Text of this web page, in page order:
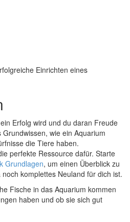
Einrichten eines
Erfolg wird und du daran Freude
wie ein Aquarium
die Tiere haben.
perfekte Ressource dafür. Starte
Grundlagen, um einen Überblick zu
komplettes Neuland für dich ist.
Fische in das Aquarium kommen
haben und ob sie sich gut